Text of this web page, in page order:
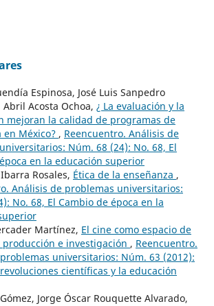
Espinosa, José Luis Sanpedro
Acosta Ochoa, ¿ La evaluación y la
mejoran la calidad de programas de
México? , Reencuentro. Análisis de
Núm. 68 (24): No. 68, El
en la educación superior
Rosales, Ética de la enseñanza ,
Análisis de problemas universitarios:
No. 68, El Cambio de época en la
Martínez, El cine como espacio de
producción e investigación , Reencuentro.
universitarios: Núm. 63 (2012):
científicas y la educación
Jorge Óscar Rouquette Alvarado,